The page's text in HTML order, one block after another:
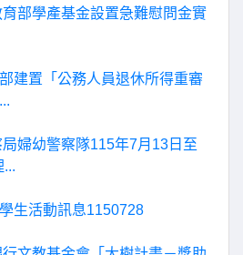
部學產基金設置急難慰問金實
建置「公務人員退休所得重審
婦幼警察隊115年7月13日至
...
生活動訊息1150728